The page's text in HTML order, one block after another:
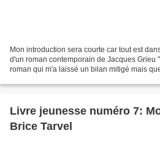
Mon introduction sera courte car tout est
d'un roman contemporain de Jacques Grieu
roman qui m'a laissé un bilan mitigé mais
Livre jeunesse numéro 7:
Brice Tarvel